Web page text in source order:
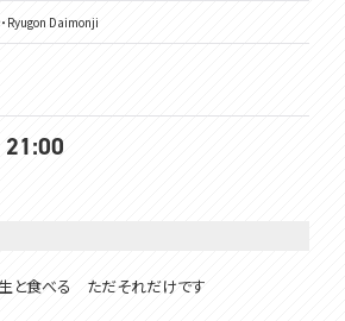
Ryugon Daimonji
と食べる ただそれだけです